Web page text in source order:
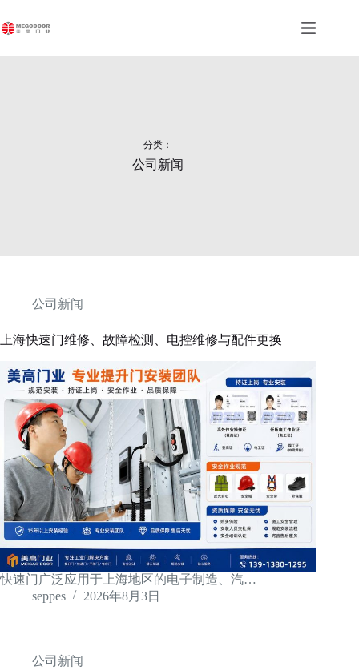
至
分类：
公司新闻
公司新闻
上海快速门维修、故障检测、电控维修与配件更换
快速门广泛应用于上海地区的电子制造、汽…
seppes
2026年8月3日
公司新闻